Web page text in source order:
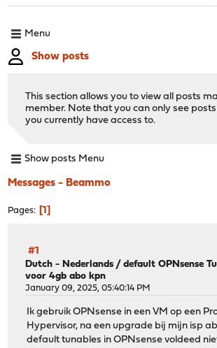
Menu
Show posts
This section allows you to view all posts
member. Note that you can only see
you currently have access to.
Show posts Menu
Messages - Beammo
Pages 1
#1
Dutch - Nederlands /default OPNsense
voor 4gb abo kpn
January 09, 2025, 05:40:14 PM
Ik gebruik OPNsense in een VM op een
Hypervisor, na een upgrade bij mijn isp
default tunables in OPNsense voldeed